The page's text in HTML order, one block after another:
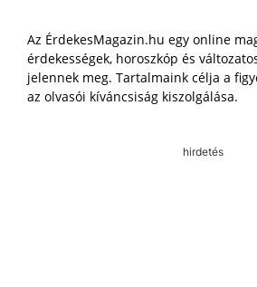
Az ÉrdekesMagazin.hu egy online
érdekességek, horoszkóp és
jelennek meg. Tartalmaink célja a
az olvasói kíváncsiság kiszolgálása.
hirdetés